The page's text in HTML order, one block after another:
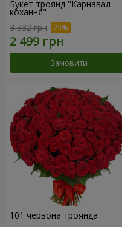
Букет троянд "Карнавал
кохання"
3 332 грн
Замовити
101 червона троянда